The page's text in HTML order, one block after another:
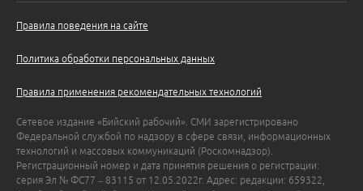
Правила поведения на сайте
Политика обработки персональных данных
Правила применения рекомендательных технологий
Сетевое издание «Бийский рабочий». СМИ зарегистрировано
Федеральной службой по надзору в сфере связи, информационных
технологий и массовых коммуникаций (Роскомнадзор).
Регистрационный номер и дата принятия решения о регистрации:
серия Эл № ФС77 – 83115 от 12.05.2022г. Адрес: редакции: 659322,